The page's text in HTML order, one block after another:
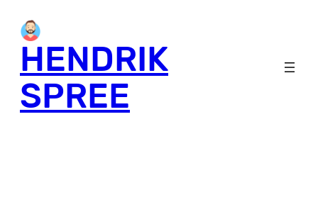
HENDRIK
SPREE